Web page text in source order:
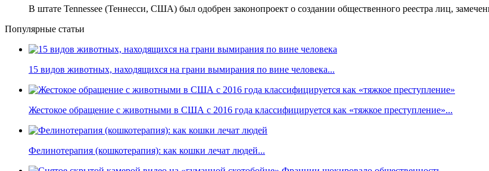
В штате Tennessee (Теннесси, США) был одобрен законопроект о создании общественного реестра лиц,
Популярные статьи
15 видов животных, находящихся на грани вымирания по вине человека...
Жестокое обращение с животными в США с 2016 года классифицируется как «тяжкое преступление»...
Фелинотерапия (кошкотерапия): как кошки лечат людей...